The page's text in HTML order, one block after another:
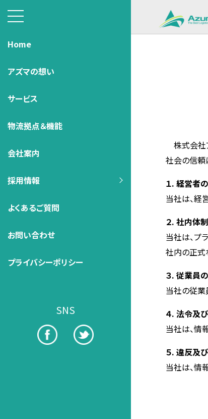
Home
アズマの想い
サービス
物流拠点＆機能
会社案内
採用情報
よくあるご質問
お問い合わせ
プライバシーポリシー
SNS
株式会社
社会の信頼
１. 経営者
当社は、経
２. 社内体
当社は、プ
社内の正式
３. 従業員
当社の従業
４. 法令及
当社は、情
５. 違反及
当社は、情